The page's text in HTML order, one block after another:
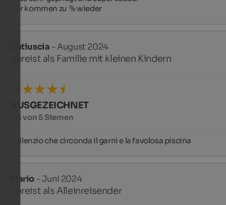
Wir kommen zu  % wieder
Catiuscia - August 2024
gereist als Familie mit kleinen Kindern
AUSGEZEICHNET
4,5 von 5 Sternen
Il silenzio che circonda il garni e la favolosa piscina
Mario - Juni 2024
gereist als Alleinreisender